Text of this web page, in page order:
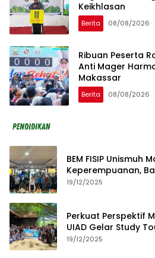
Keikhlasan
Berita 08/08/2026
Ribuan Peserta
Anti Mager
Makassar
Berita 08/08/2026
BEM FISIP Unismuh
Keperempuanan,
dan Budaya Lokal
19/12/2025
Perkuat Perspektif
UIAD Gelar Study
19/12/2025